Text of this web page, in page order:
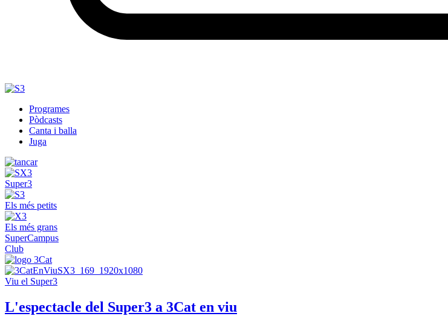
Programes
Pòdcasts
Canta i balla
Juga
Super3
Els més petits
Els més grans
SuperCampus
Club
Viu el Super3
L'espectacle del Super3 a 3Cat en viu